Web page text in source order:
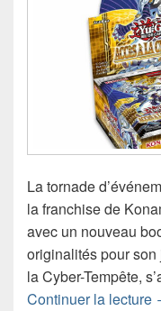
La tornade
la franchise de
avec un nouveau
originalités pour
la Cyber-Tempête,
Continuer la lecture